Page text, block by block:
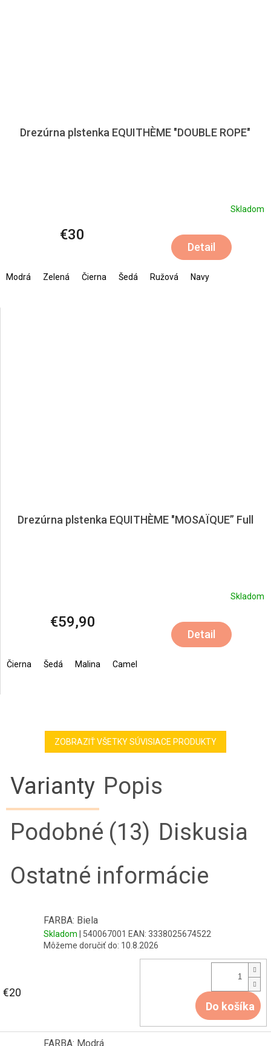
Drezúrna plstenka EQUITHÈME "DOUBLE ROPE"
Skladom
€30
Detail
Modrá Zelená Čierna Šedá Ružová Navy
Drezúrna plstenka EQUITHÈME "MOSAÏQUE” Full
Skladom
€59,90
Detail
Čierna Šedá Malina Camel
ZOBRAZIŤ VŠETKY SÚVISIACE PRODUKTY
Varianty Popis
Podobné (13) Diskusia
Ostatné informácie
FARBA: Biela
Skladom | 540067001 EAN: 3338025674522
Môžeme doručiť do: 10.8.2026
€20
Do košíka
FARBA: Modrá